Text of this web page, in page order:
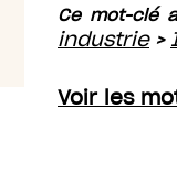
Ce mot-clé
industrie>
Voir les